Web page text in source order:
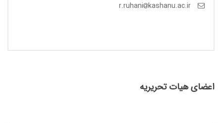
kashanu.ac.ir
اعضای هیات تحریریه